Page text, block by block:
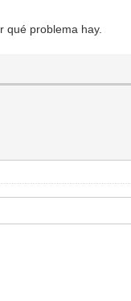
qué problema hay.